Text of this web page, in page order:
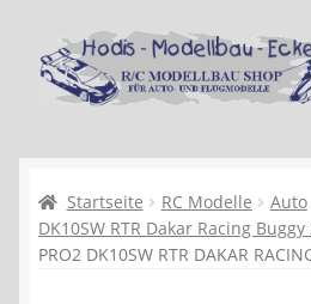
Zur
Navigation
springen
Zum
Inhalt
springen
Kasse
Mein Konto
Startseite RC Modelle Auto
DK10SW RTR Dakar Racing Buggy
PRO2 DK10SW RTR DAKAR